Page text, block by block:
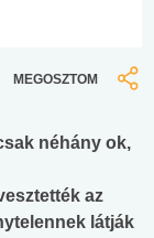
MEGOSZTOM
néhány ok,
az
látják